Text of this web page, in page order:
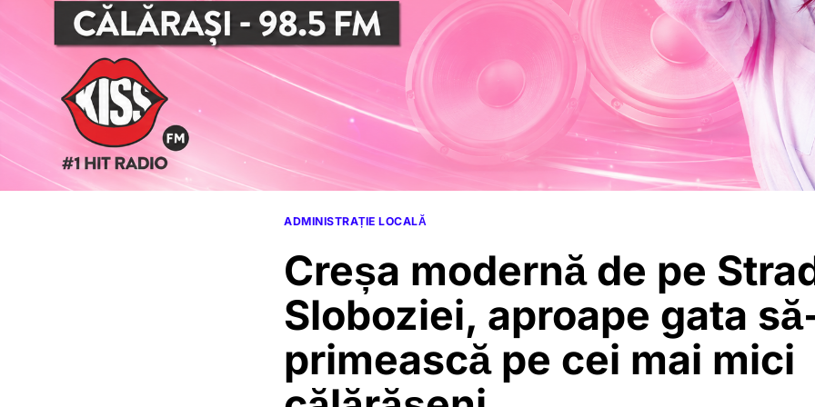
ADMINISTRAȚIE LOCALĂ
Creșa modernă de pe
Sloboziei, aproape gata
primească pe cei mai mici